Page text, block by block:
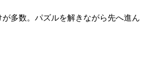
多数。パズルを解きながら先へ進ん